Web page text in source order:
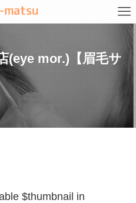
(eye mor.)【眉毛サ
$thumbnail in